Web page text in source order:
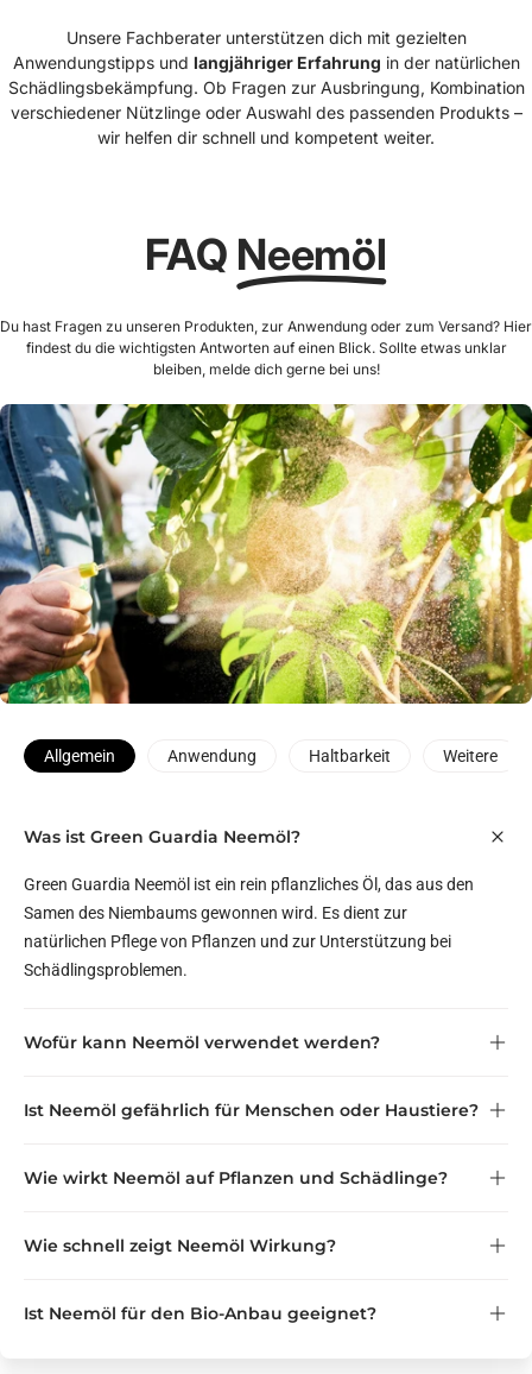
Unsere Fachberater unterstützen dich mit gezielten
Anwendungstipps und langjähriger Erfahrung in der natürlichen
Schädlingsbekämpfung. Ob Fragen zur Ausbringung, Kombination
verschiedener Nützlinge oder Auswahl des passenden Produkts –
wir helfen dir schnell und kompetent weiter.
FAQ Neemöl
Du hast Fragen zu unseren Produkten, zur Anwendung oder zum Versand? Hier
findest du die wichtigsten Antworten auf einen Blick. Sollte etwas unklar
bleiben, melde dich gerne bei uns!
Allgemein Anwendung Haltbarkeit Weitere
Was ist Green Guardia Neemöl?
Green Guardia Neemöl ist ein rein pflanzliches Öl, das aus den
Samen des Niembaums gewonnen wird. Es dient zur
natürlichen Pflege von Pflanzen und zur Unterstützung bei
Schädlingsproblemen.
Wofür kann Neemöl verwendet werden?
Ist Neemöl gefährlich für Menschen oder Haustiere?
Wie wirkt Neemöl auf Pflanzen und Schädlinge?
Wie schnell zeigt Neemöl Wirkung?
Ist Neemöl für den Bio-Anbau geeignet?